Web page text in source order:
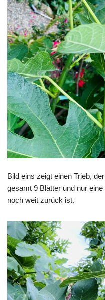
Bild eins zeigt einen Trieb,
gesamt 9 Blätter und nur
noch weit zurück ist.